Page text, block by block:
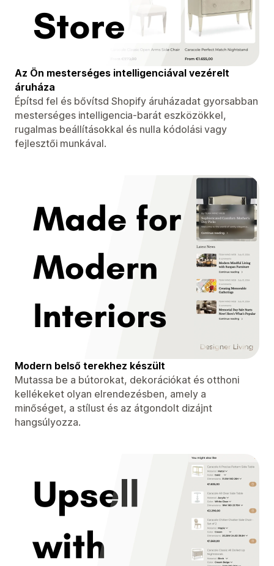
Az Ön mesterséges intelligenciával vezérelt
áruháza
Építsd fel és bővítsd Shopify áruházadat gyorsabban
mesterséges intelligencia-barát eszközökkel,
rugalmas beállításokkal és nulla kódolási vagy
fejlesztői munkával.
Modern belső terekhez készült
Mutassa be a bútorokat, dekorációkat és otthoni
kellékeket olyan elrendezésben, amely a
minőséget, a stílust és az átgondolt dizájnt
hangsúlyozza.